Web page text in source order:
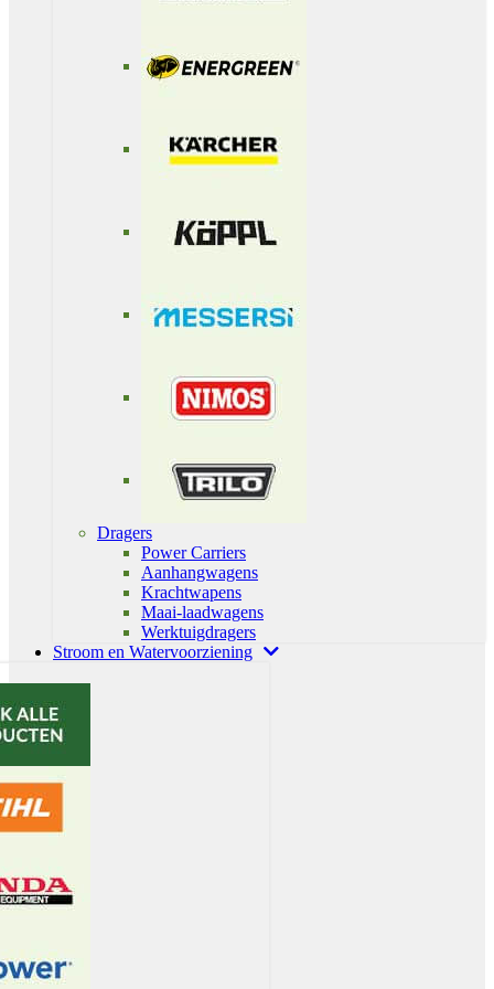
Dragers
Power Carriers
Aanhangwagens
Krachtwapens
Maai-laadwagens
Werktuigdragers
Stroom en Watervoorziening